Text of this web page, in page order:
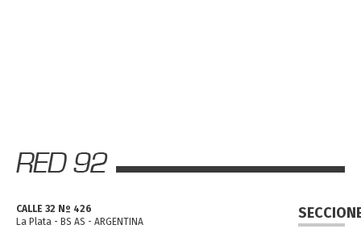
CALLE 32 Nº 426
La Plata - BS AS - ARGENTINA